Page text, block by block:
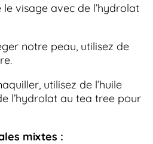
visage avec de l’hydrolat
notre peau, utilisez de
utilisez de l’huile
l’hydrolat au tea tree pour
mixtes :